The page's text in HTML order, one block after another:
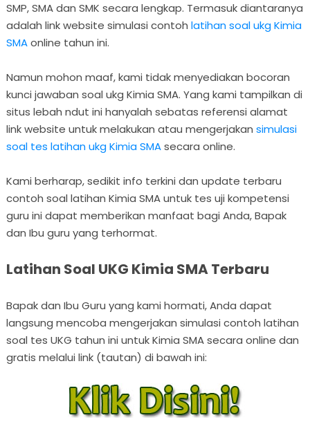
SMP, SMA dan SMK secara lengkap. Termasuk diantaranya
adalah link website simulasi contoh latihan soal ukg Kimia
SMAonline tahun ini.
Namun mohon maaf, kami tidak menyediakan bocoran
kunci jawaban soal ukg Kimia SMA. Yang kami tampilkan di
situs lebah ndut ini hanyalah sebatas referensi alamat
link website untuk melakukan atau mengerjakan simulasi
soal tes latihan ukg Kimia SMAsecara online.
Kami berharap, sedikit info terkini dan update terbaru
contoh soal latihan Kimia SMA untuk tes uji kompetensi
guru ini dapat memberikan manfaat bagi Anda, Bapak
dan Ibu guru yang terhormat.
Latihan Soal UKG Kimia SMA Terbaru
Bapak dan Ibu Guru yang kami hormati, Anda dapat
langsung mencoba mengerjakan simulasi contoh latihan
soal tes UKG tahun ini untuk Kimia SMA secara online dan
gratis melalui link (tautan) di bawah ini: